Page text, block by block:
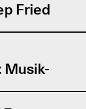
Fried
Musik-